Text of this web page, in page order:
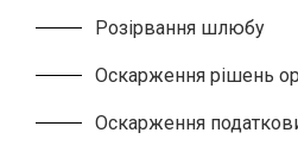
Розірвання шлюбу
Оскарження рішень
Оскарження